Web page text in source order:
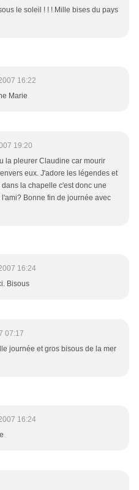
le soleil ! ! ! Mille bises du pays
16:22
Marie
19:20
la pleurer Claudine car mourir
eux. J'adore les légendes et
la chapelle c'est donc une
Bonne fin de journée avec
16:24
Bisous
07:17
journée et gros bisous de la mer
16:24